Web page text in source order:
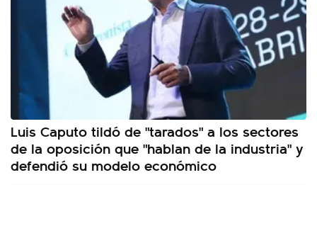
Luis Caputo tildó de "tarados" a los sectores
de la oposición que "hablan de la industria" y
defendió su modelo económico